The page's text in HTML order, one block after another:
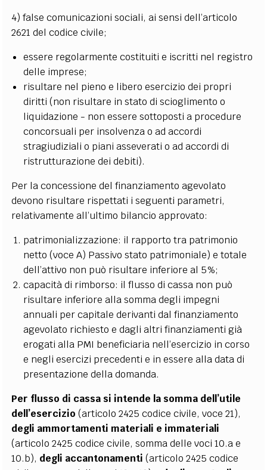
4) false comunicazioni sociali, ai sensi dell’articolo
2621 del codice civile;
essere regolarmente costituiti e iscritti nel registro
delle imprese;
risultare nel pieno e libero esercizio dei propri
diritti (non risultare in stato di scioglimento o
liquidazione - non essere sottoposti a procedure
concorsuali per insolvenza o ad accordi
stragiudiziali o piani asseverati o ad accordi di
ristrutturazione dei debiti).
Per la concessione del finanziamento agevolato
devono risultare rispettati i seguenti parametri,
relativamente all’ultimo bilancio approvato:
patrimonializzazione: il rapporto tra patrimonio
netto (voce A) Passivo stato patrimoniale) e totale
dell’attivo non può risultare inferiore al 5%;
capacità di rimborso: il flusso di cassa non può
risultare inferiore alla somma degli impegni
annuali per capitale derivanti dal finanziamento
agevolato richiesto e dagli altri finanziamenti già
erogati alla PMI beneficiaria nell’esercizio in corso
e negli esercizi precedenti e in essere alla data di
presentazione della domanda.
Per flusso di cassa si intende la somma dell’utile
dell’esercizio(articolo 2425 codice civile, voce 21),
degli ammortamenti materiali e immateriali
(articolo 2425 codice civile, somma delle voci 10.a e
10.b), degli accantonamenti(articolo 2425 codice